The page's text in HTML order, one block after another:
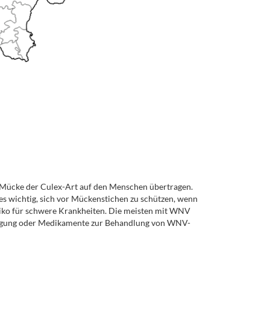
der Culex-Art auf den Menschen übertragen.
wichtig, sich vor Mückenstichen zu schützen, wenn
für schwere Krankheiten. Die meisten mit WNV
oder Medikamente zur Behandlung von WNV-